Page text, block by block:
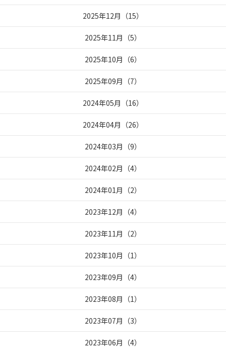
2025年12月 （15）
2025年11月 （5）
2025年10月 （6）
2025年09月 （7）
2024年05月 （16）
2024年04月 （26）
2024年03月 （9）
2024年02月 （4）
2024年01月 （2）
2023年12月 （4）
2023年11月 （2）
2023年10月 （1）
2023年09月 （4）
2023年08月 （1）
2023年07月 （3）
2023年06月 （4）